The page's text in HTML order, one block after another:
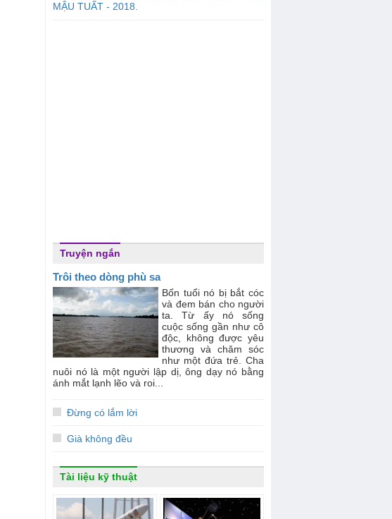
MẬU TUẤT - 2018.
Truyện ngắn
Trôi theo dòng phù sa
Bốn tuổi nó bị bắt cóc
và đem bán cho người
ta. Từ ấy nó sống
cuộc sống gần như cô
độc, không được yêu
thương và chăm sóc
như một đứa trẻ. Cha
nuôi nó là một người lập dị, ông dạy nó bằng
ánh mắt lạnh lẽo và roi...
Đừng có lắm lời
Già không đều
Tài liệu kỹ thuật